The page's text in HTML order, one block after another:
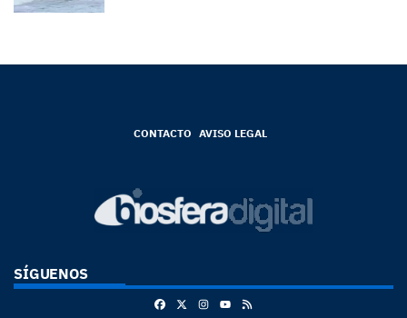
CONTACTO AVISO LEGAL
SÍGUENOS
FacebookInstagram